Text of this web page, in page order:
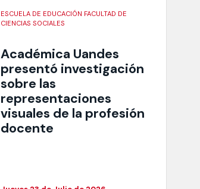
ESCUELA DE EDUCACIÓN FACULTAD DE
CIENCIAS SOCIALES
Académica Uandes
presentó investigación
sobre las
representaciones
visuales de la profesión
docente